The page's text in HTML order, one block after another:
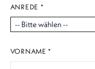
ANREDE *
VORNAME *